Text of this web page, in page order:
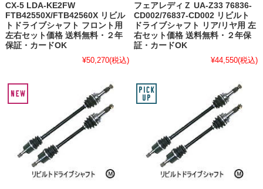
CX-5 LDA-KE2FW
FTB42550X/FTB42560X リビル
トドライブシャフト フロント用
左右セット価格 送料無料・２年
保証・カードOK
¥50,270(税込)
フェアレディＺ UA-Z33 76836-
CD002/76837-CD002 リビルト
ドライブシャフト リア/リヤ用 左
右セット価格 送料無料・２年保
証・カードOK
¥44,550(税込)